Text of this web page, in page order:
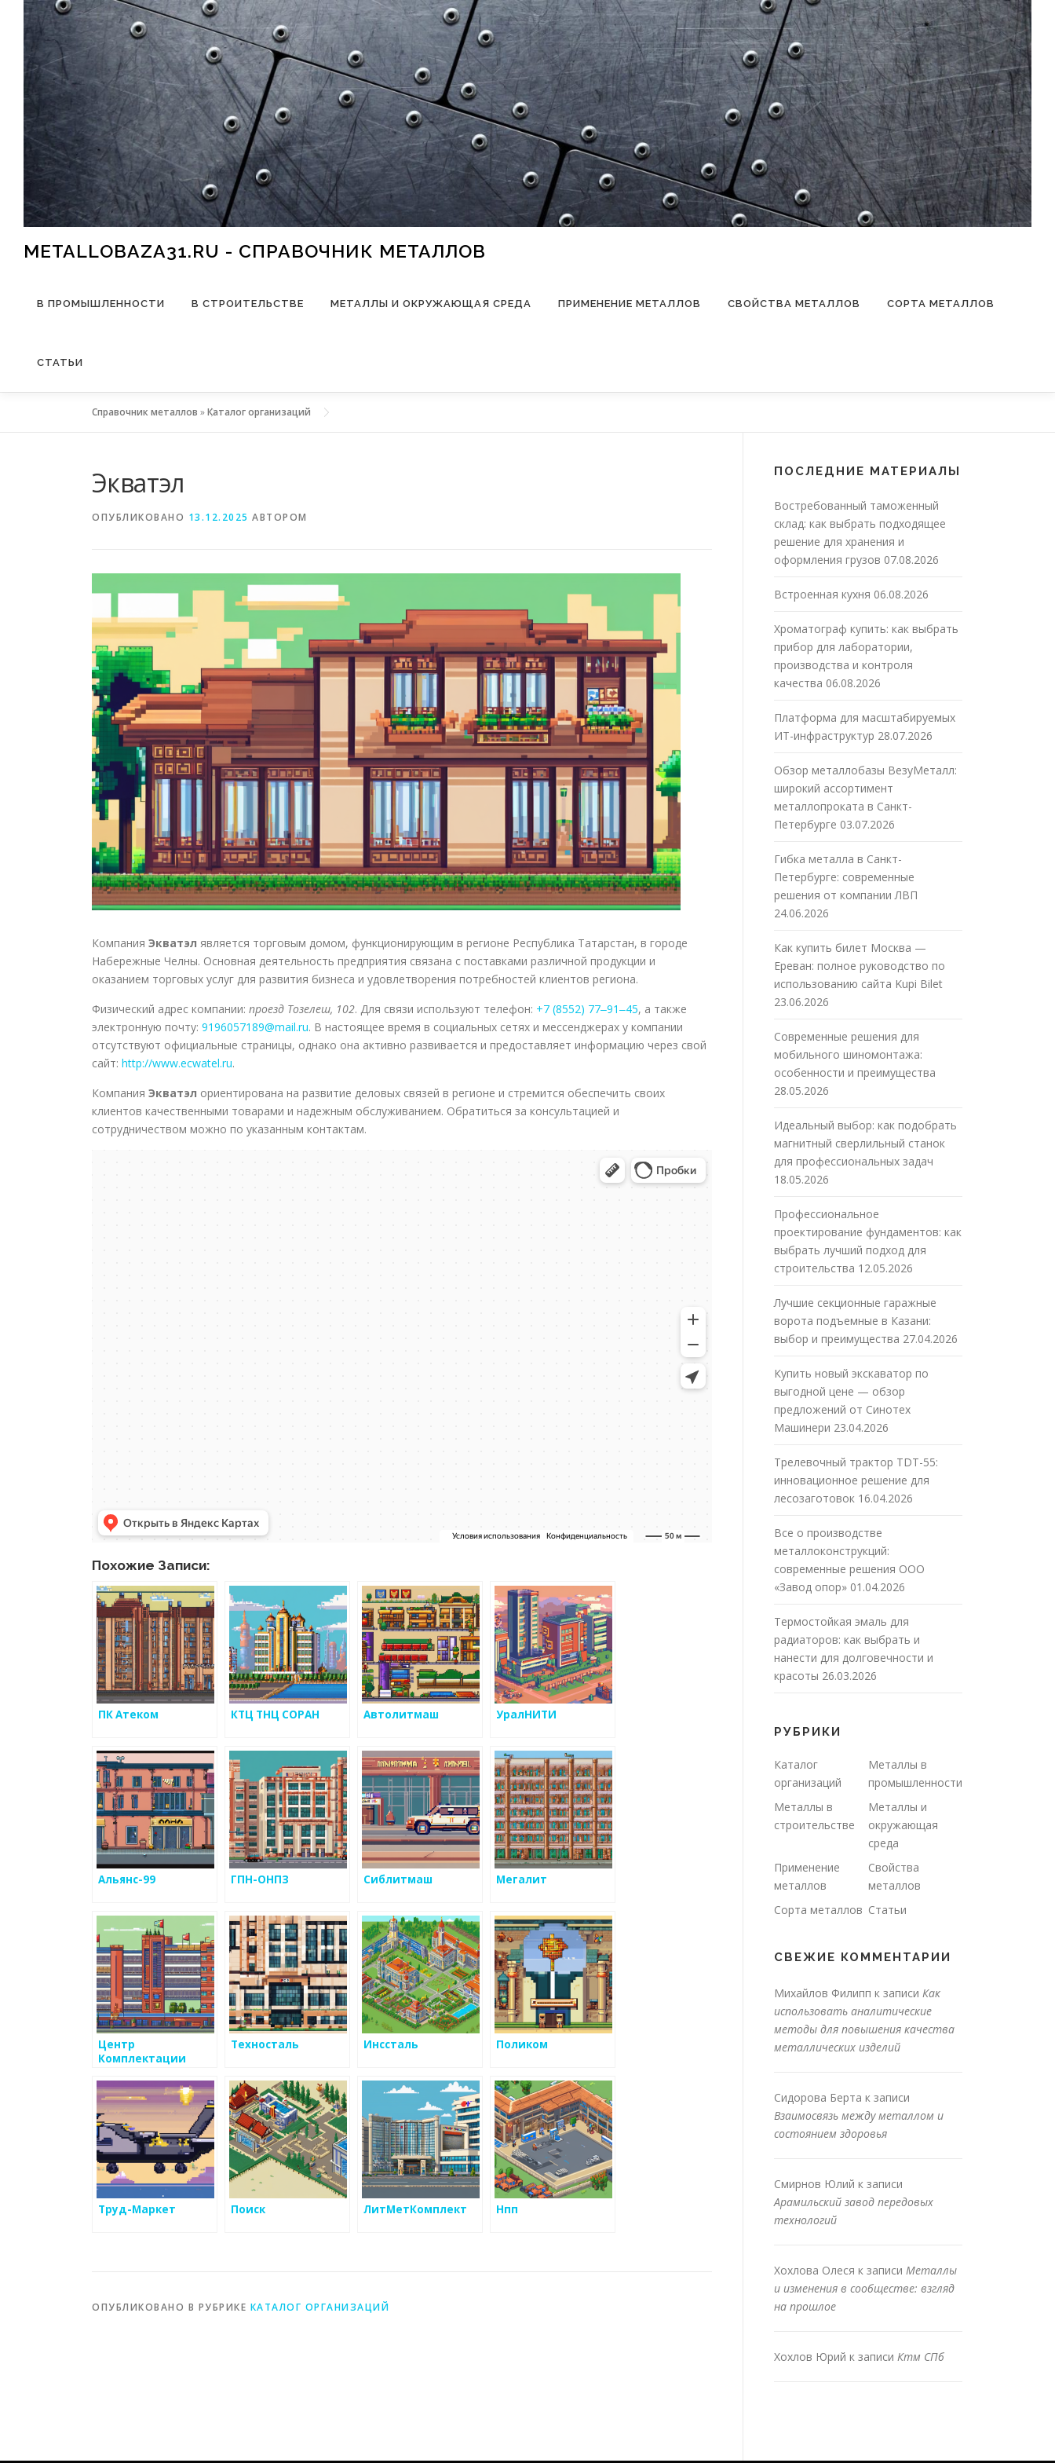
Перейти к содержимому
METALLOBAZA31.RU - СПРАВОЧНИК МЕТАЛЛОВ
В ПРОМЫШЛЕННОСТИ В СТРОИТЕЛЬСТВЕ МЕТАЛЛЫ И ОКРУЖАЮЩАЯ СРЕДА ПРИМЕНЕНИЕ МЕТАЛЛОВ СВОЙСТВА МЕТАЛЛОВ СОРТА МЕТАЛЛОВ
СТАТЬИ
Справочник металлов »Каталог организаций
Экватэл
ОПУБЛИКОВАНО 13.12.2025 АВТОРОМ
Компания Экватэл является торговым домом, функционирующим в регионе Республика Татарстан, в городе
Набережные Челны. Основная деятельность предприятия связана с поставками различной продукции и
оказанием торговых услуг для развития бизнеса и удовлетворения потребностей клиентов региона.
Физический адрес компании: проезд Тозелеш, 102. Для связи используют телефон: +7 (8552) 77‒91‒45, а также
электронную почту: 9196057189@mail.ru. В настоящее время в социальных сетях и мессенджерах у компании
отсутствуют официальные страницы, однако она активно развивается и предоставляет информацию через свой
сайт: http://www.ecwatel.ru.
Компания Экватэл ориентирована на развитие деловых связей в регионе и стремится обеспечить своих
клиентов качественными товарами и надежным обслуживанием. Обратиться за консультацией и
сотрудничеством можно по указанным контактам.
Похожие Записи:
ПК Атеком КТЦ ТНЦ СОРАН Автолитмаш УралНИТИ
Альянс-99 ГПН-ОНПЗ Сиблитмаш Мегалит
Центр
Комплектации
Техносталь Инссталь Поликом
Труд-Маркет Поиск ЛитМетКомплект Нпп
ОПУБЛИКОВАНО В РУБРИКЕ КАТАЛОГ ОРГАНИЗАЦИЙ
ПОСЛЕДНИЕ МАТЕРИАЛЫ
Востребованный таможенный
склад: как выбрать подходящее
решение для хранения и
оформления грузов 07.08.2026
Встроенная кухня 06.08.2026
Хроматограф купить: как выбрать
прибор для лаборатории,
производства и контроля
качества 06.08.2026
Платформа для масштабируемых
ИТ-инфраструктур 28.07.2026
Обзор металлобазы ВезуМеталл:
широкий ассортимент
металлопроката в Санкт-
Петербурге 03.07.2026
Гибка металла в Санкт-
Петербурге: современные
решения от компании ЛВП
24.06.2026
Как купить билет Москва —
Ереван: полное руководство по
использованию сайта Kupi Bilet
23.06.2026
Современные решения для
мобильного шиномонтажа:
особенности и преимущества
28.05.2026
Идеальный выбор: как подобрать
магнитный сверлильный станок
для профессиональных задач
18.05.2026
Профессиональное
проектирование фундаментов: как
выбрать лучший подход для
строительства 12.05.2026
Лучшие секционные гаражные
ворота подъемные в Казани:
выбор и преимущества 27.04.2026
Купить новый экскаватор по
выгодной цене — обзор
предложений от Синотех
Машинери 23.04.2026
Трелевочный трактор TDT-55:
инновационное решение для
лесозаготовок 16.04.2026
Все о производстве
металлоконструкций:
современные решения ООО
«Завод опор» 01.04.2026
Термостойкая эмаль для
радиаторов: как выбрать и
нанести для долговечности и
красоты 26.03.2026
РУБРИКИ
Каталог
организаций
Металлы в
промышленности
Металлы в
строительстве
Металлы и
окружающая
среда
Применение
металлов
Свойства
металлов
Сорта металлов Статьи
СВЕЖИЕ КОММЕНТАРИИ
Михайлов Филипп к записи Как
использовать аналитические
методы для повышения качества
металлических изделий
Сидорова Берта к записи
Взаимосвязь между металлом и
состоянием здоровья
Смирнов Юлий к записи
Арамильский завод передовых
технологий
Хохлова Олеся к записи Металлы
и изменения в сообществе: взгляд
на прошлое
Хохлов Юрий к записи Ктм СПб